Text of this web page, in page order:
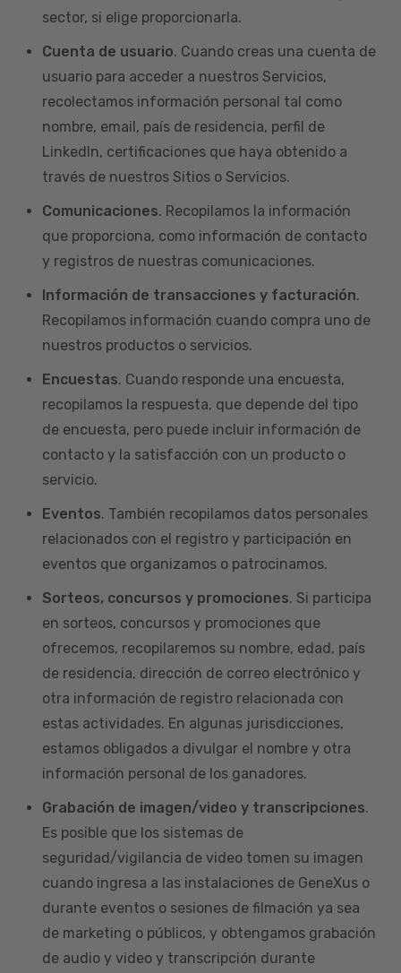
sector, si elige proporcionarla.
Cuenta de usuario. Cuando creas una cuenta de
usuario para acceder a nuestros Servicios,
recolectamos información personal tal como
nombre, email, país de residencia, perfil de
LinkedIn, certificaciones que haya obtenido a
través de nuestros Sitios o Servicios.
Comunicaciones. Recopilamos la información
que proporciona, como información de contacto
y registros de nuestras comunicaciones.
Información de transacciones y facturación.
Recopilamos información cuando compra uno de
nuestros productos o servicios.
Encuestas. Cuando responde una encuesta,
recopilamos la respuesta, que depende del tipo
de encuesta, pero puede incluir información de
contacto y la satisfacción con un producto o
servicio.
Eventos. También recopilamos datos personales
relacionados con el registro y participación en
eventos que organizamos o patrocinamos.
Sorteos, concursos y promociones. Si participa
en sorteos, concursos y promociones que
ofrecemos, recopilaremos su nombre, edad, país
de residencia, dirección de correo electrónico y
otra información de registro relacionada con
estas actividades. En algunas jurisdicciones,
estamos obligados a divulgar el nombre y otra
información personal de los ganadores.
Grabación de imagen/video y transcripciones.
Es posible que los sistemas de
seguridad/vigilancia de video tomen su imagen
cuando ingresa a las instalaciones de GeneXus o
durante eventos o sesiones de filmación ya sea
de marketing o públicos, y obtengamos grabación
de audio y video y transcripción durante